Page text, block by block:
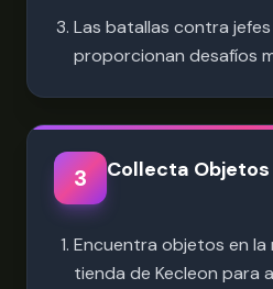
Las batallas contra
proporcionan desafíos
3 Collecta
Encuentra objetos en la
tienda de Kecleon para